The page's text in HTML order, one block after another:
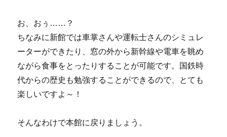
お、おぅ……？
ちなみに新館では車掌さんや運転士さんのシミュレ
ーターができたり、窓の外から新幹線や電車を眺め
ながら食事をとったりすることが可能です。国鉄時
代からの歴史も勉強することができるので、とても
楽しいですよ～！
そんなわけで本館に戻りましょう。